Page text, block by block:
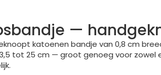
—
katoenen bandje van 0,8 cm
tot 25 cm — groot genoeg voor